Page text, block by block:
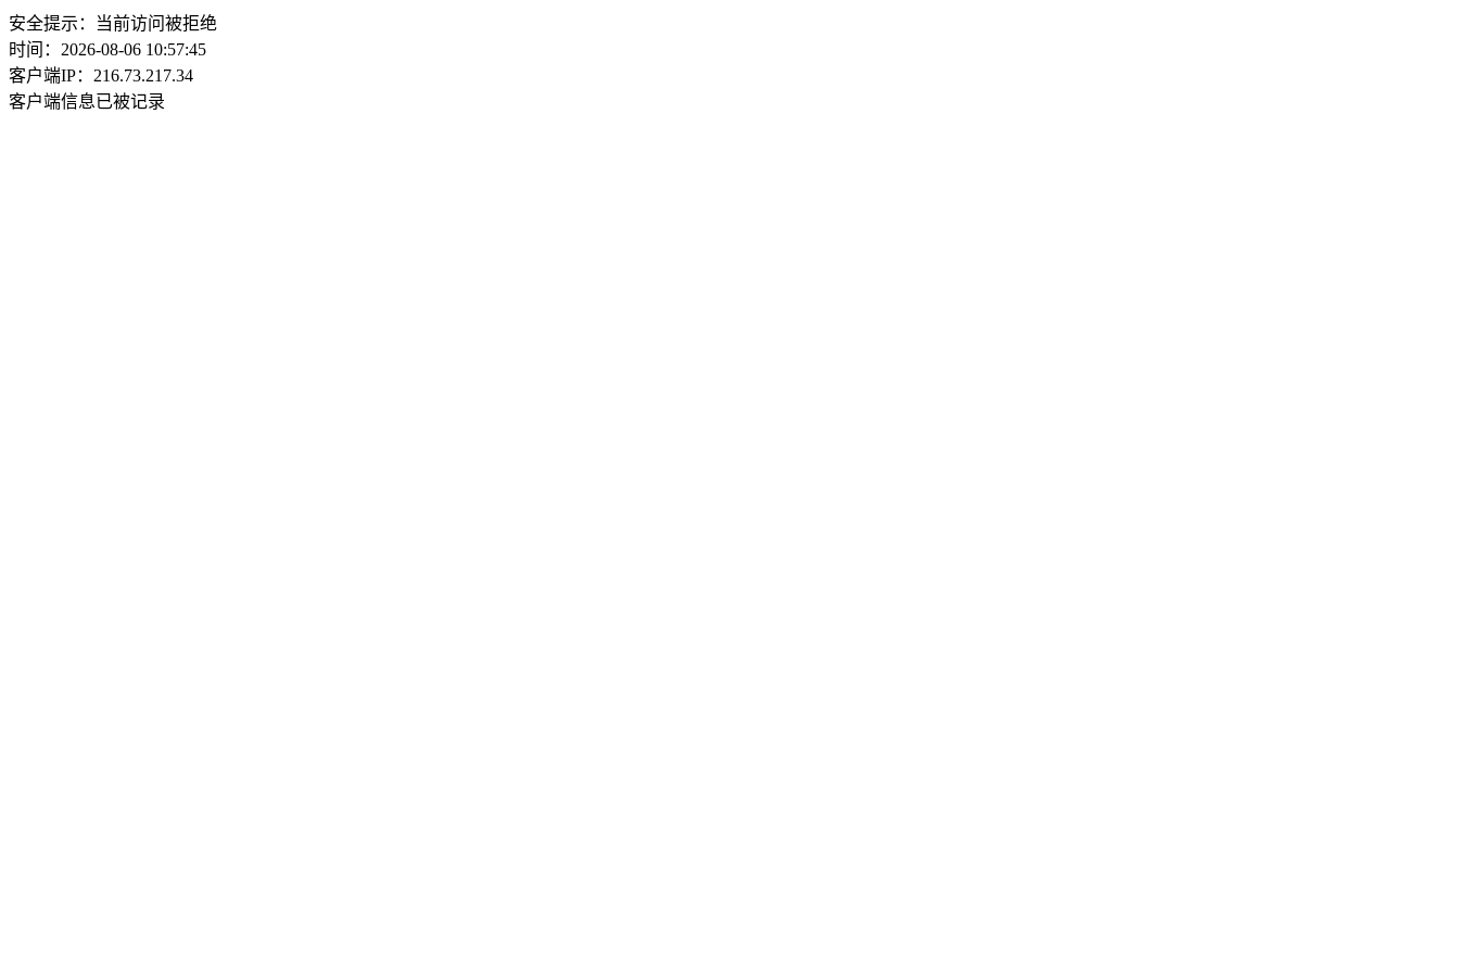
安全提示：当前访问被拒绝
时间：2026-08-06 10:57:45
客户端IP：216.73.217.34
客户端信息已被记录